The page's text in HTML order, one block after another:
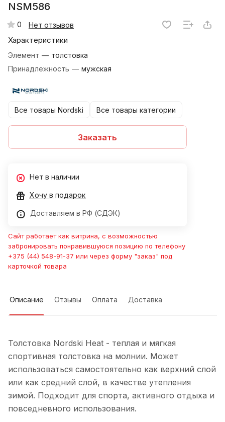
NSM586
0 Нет отзывов
Характеристики
Элемент — толстовка
Принадлежность — мужская
Все товары Nordski Все товары категории
Заказать
Нет в наличии
Хочу в подарок
Доставляем в РФ (СДЭК)
Сайт работает как витрина, с возможностью
забронировать понравившуюся позицию по телефону
+375 (44) 548-91-37 или через форму "заказ" под
карточкой товара
Описание Отзывы Оплата Доставка
Толстовка Nordski Heat - теплая и мягкая
спортивная толстовка на молнии. Может
использоваться самостоятельно как верхний слой
или как средний слой, в качестве утепления
зимой. Подходит для спорта, активного отдыха и
повседневного использования.